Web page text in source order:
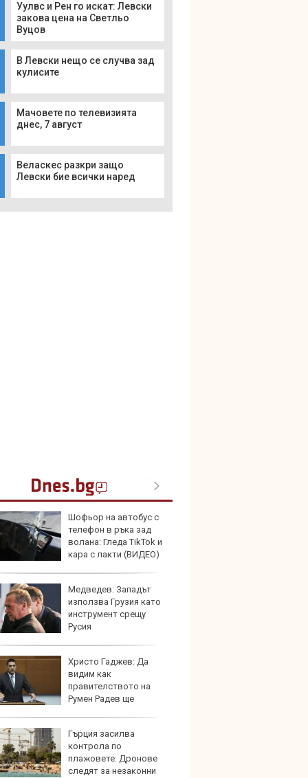
Уулвс и Рен го искат: Левски
закова цена на Светльо
Вуцов
В Левски нещо се случва зад
кулисите
Мачовете по телевизията
днес, 7 август
Веласкес разкри защо
Левски бие всички наред
Шофьор на автобус с
телефон в ръка зад
волана: Гледа TikTok и
кара с лакти (ВИДЕО)
Медведев: Западът
използва Грузия като
инструмент срещу
Русия
Христо Гаджев: Да
видим как
правителството на
Румен Радев ще
Гърция засилва
контрола по
плажовете: Дронове
следят за незаконни